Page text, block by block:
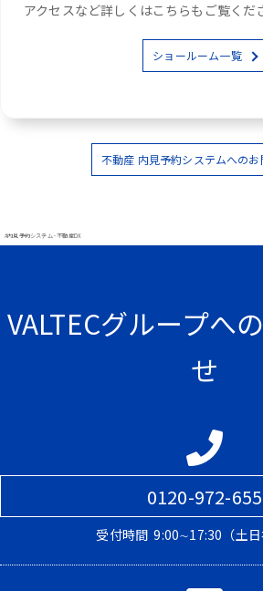
アクセスなど詳しくはこちらもご覧くだ
ショールーム一覧
不動産 内見予約システムへのお
#内見予約システム - 不動産DX
VALTECグループへ
せ
0120-972-655
受付時間 9:00∼17:30（土日